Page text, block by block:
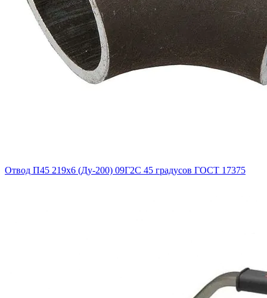
Отвод П45 219х6 (Ду-200) 09Г2С 45 градусов ГОСТ 17375